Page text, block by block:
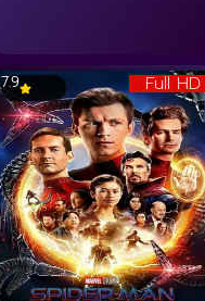
Full HD
7.9